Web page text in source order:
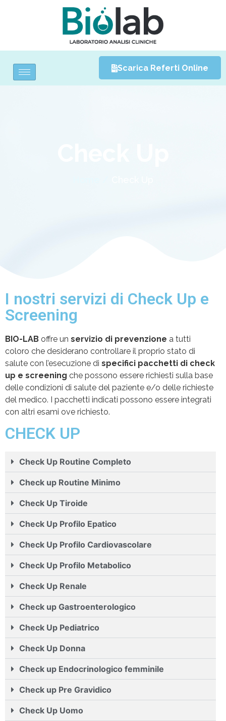
Scarica Referti Online
I nostri servizi di Check Up e
Screening
BIO-LAB offre un servizio di prevenzione a tutti
coloro che desiderano controllare il proprio stato di
salute con l’esecuzione di specifici pacchetti di check
up e screening che possono essere richiesti sulla base
delle condizioni di salute del paziente e/o delle richieste
del medico. I pacchetti indicati possono essere integrati
con altri esami ove richiesto.
CHECK UP
Check Up Routine Completo
Check up Routine Minimo
Check Up Tiroide
Check Up Profilo Epatico
Check Up Profilo Cardiovascolare
Check Up Profilo Metabolico
Check Up Renale
Check up Gastroenterologico
Check Up Pediatrico
Check Up Donna
Check up Endocrinologico femminile
Check up Pre Gravidico
Check Up Uomo